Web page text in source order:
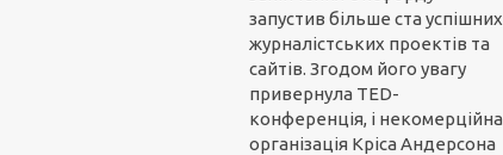
запустив більше ста успішних
журналістських проектів та
сайтів. Згодом його увагу
привернула TED-
конференція, і некомерційна
організація Кріса Андерсона